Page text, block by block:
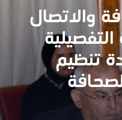
والاتصال
تنظيم